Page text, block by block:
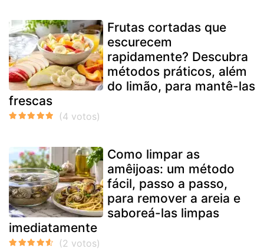
Frutas cortadas que
escurecem
rapidamente? Descubra
métodos práticos, além
do limão, para mantê-las
frescas
Como limpar as
amêijoas: um método
fácil, passo a passo,
para remover a areia e
saboreá-las limpas
imediatamente